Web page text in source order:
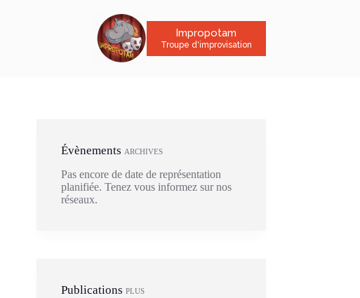
Impropotam
Troupe d'improvisation
ÉvènementsARCHIVES
Pas encore de date de représentation
planifiée. Tenez vous informez sur nos
réseaux.
PublicationsPLUS